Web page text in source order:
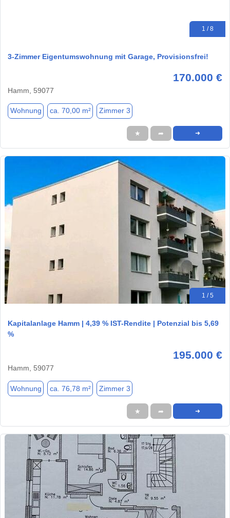
1 / 8
3-Zimmer Eigentumswohnung mit Garage, Provisionsfrei!
170.000 €
Hamm, 59077
Wohnung ca. 70,00 m² Zimmer 3
★ ➦ ➜
1 / 5
Kapitalanlage Hamm | 4,39 % IST-Rendite | Potenzial bis 5,69
%
195.000 €
Hamm, 59077
Wohnung ca. 76,78 m² Zimmer 3
★ ➦ ➜